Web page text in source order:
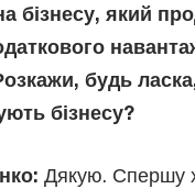
бізнесу, який
будь
бізнесу?
Дякую. Спершу